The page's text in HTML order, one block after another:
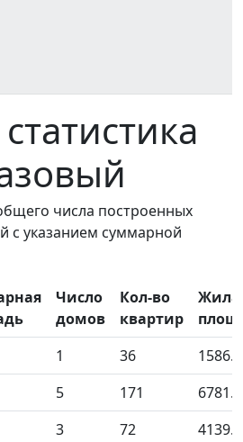
числа построенных
с указанием суммарной
Число
домов
Кол-во
квартир
1 36
5 171
3 72